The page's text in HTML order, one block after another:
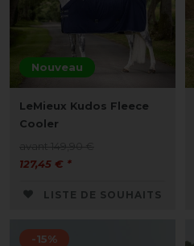
Nouveau
LeMieux Kudos Fleece
Cooler
127,45 € *
LISTE DE SOUHAITS
-15%